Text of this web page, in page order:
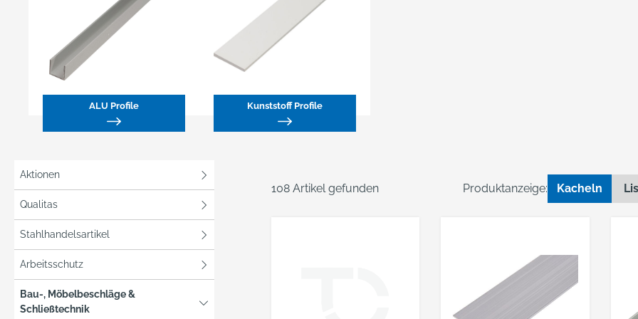
ALU Profile Kunststoff Profile
Aktionen
Qualitas
Stahlhandelsartikel
Arbeitsschutz
Bau-, Möbelbeschläge &
Schließtechnik
108 Artikel gefunden Produktanzeige: Kacheln